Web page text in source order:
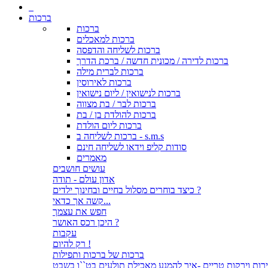
ברכות
ברכות
ברכות למאכלים
ברכות לשליחה והדפסה
ברכות לדירה / מכונית חדשה / ברכת הדרך
ברכות לברית מילה
ברכות לאירוסין
ברכות לנישואין / ליום נישואין
ברכות לבר / בת מצווה
ברכות להולדת בן / בת
ברכות ליום הולדת
ברכות לשליחה ב - s.m.s
סודות קליפ וידאו לשליחה חינם
מאמרים
עושים חושבים
אדון עולם - תודה
כיצד בוחרים מסלול בחיים ובחינוך ילדים ?
קשה אך כדאי...
חפש את עצמך
היכן רכס האושר ?
עקבות
רק להיום !
ברכות של ברכות ותפילות
וירקות טריים -איך להמנע מאכילת תולעים בט``ו בשבט